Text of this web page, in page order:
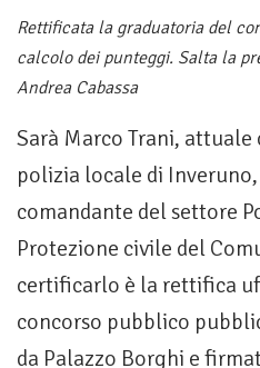
Rettificata la graduatoria del
calcolo dei punteggi. Salta la
Andrea Cabassa
Sarà Marco Trani,
polizia locale di
comandante del settore
Protezione civile del
certificarlo è la rettifica
concorso pubblico
da Palazzo Borghi e